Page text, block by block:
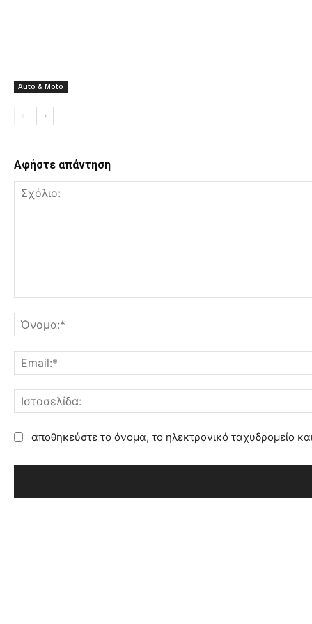
Auto & Moto
Αφήστε απάντηση
ι
:
αποθηκεύστε το όνομα, το ηλεκτρονικό ταχυδρομείο